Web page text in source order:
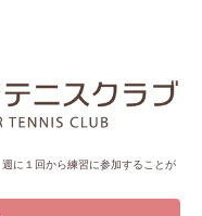
に１回から練習に参加することが